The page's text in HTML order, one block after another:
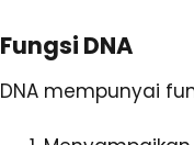
Fungsi DNA
DNA mempunyai